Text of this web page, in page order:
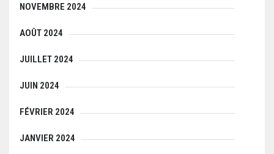
NOVEMBRE 2024
AOÛT 2024
JUILLET 2024
JUIN 2024
FÉVRIER 2024
JANVIER 2024